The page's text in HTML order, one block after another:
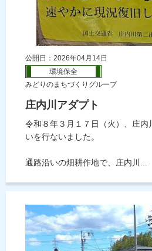
公開日：2026年04月14日
環境保全
みどりのまちづくりグループ
庄内川アダプト
令和８年３月１７日（火）、庄内
いを行ないました。
通路沿いの畑耕作地で、庄内川...